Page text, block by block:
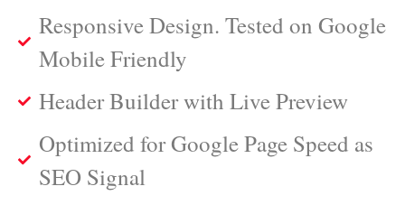
Responsive Design. Tested on Google
Mobile Friendly
Header Builder with Live Preview
Optimized for Google Page Speed as
SEO Signal